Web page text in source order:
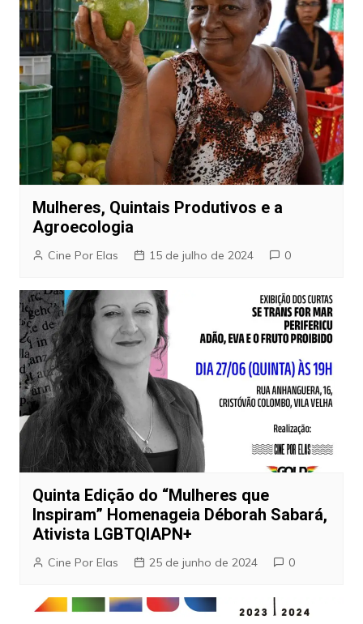
Mulheres, Quintais Produtivos e a
Agroecologia
Cine Por Elas 15 de julho de 2024 0
Quinta Edição do “Mulheres que
Inspiram” Homenageia Déborah Sabará,
Ativista LGBTQIAPN+
Cine Por Elas 25 de junho de 2024 0